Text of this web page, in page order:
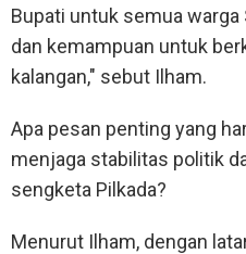
Bupati untuk semua warga
dan kemampuan untuk
kalangan," sebut Ilham.
Apa pesan penting yang
menjaga stabilitas politik
sengketa Pilkada?
Menurut Ilham, dengan